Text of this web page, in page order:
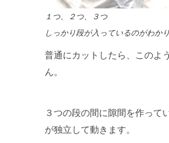
１つ、２つ、３つ
しっかり段が入っているのがわか
普通にカットしたら、このよ
ん。
３つの段の間に隙間を作って
が独立して動きます。